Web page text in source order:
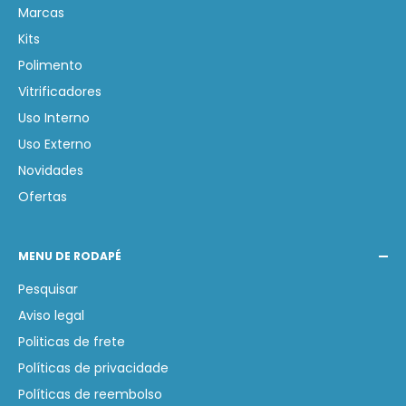
Marcas
Kits
Polimento
Vitrificadores
Uso Interno
Uso Externo
Novidades
Ofertas
MENU DE RODAPÉ
Pesquisar
Aviso legal
Politicas de frete
Políticas de privacidade
Políticas de reembolso